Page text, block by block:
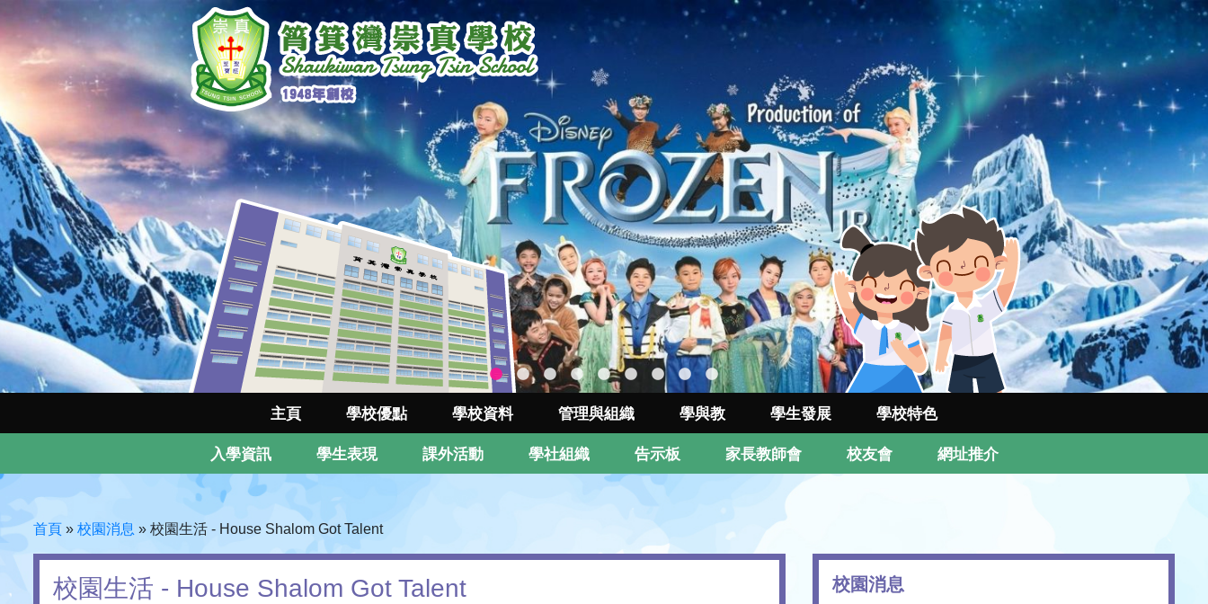
主頁 學校優點 學校資料 管理與組織 學與教 學生發展 學校特色
入學資訊 學生表現 課外活動 學社組織 告示板 家長教師會 校友會 網址推介
首頁 » 校園消息 » 校園生活 - House Shalom Got Talent
校園生活 - House Shalom Got Talent 校園消息